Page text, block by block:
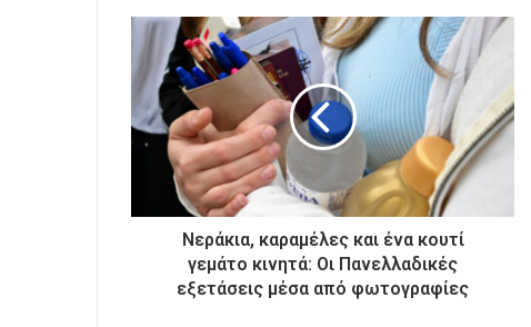
η
λ
ε
ο
Νεράκια, καραμέλες και ένα κουτί
γεμάτο κινητά: Οι Πανελλαδικές
εξετάσεις μέσα από φωτογραφίες